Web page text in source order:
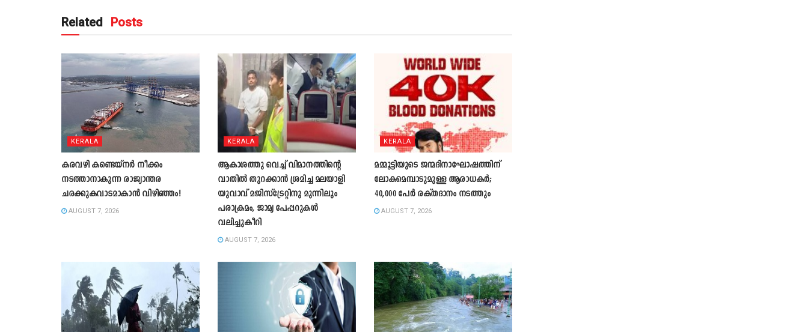
Related Posts
KERALA
കരവഴി കണ്ടെയ്നർ നീക്കം
നടത്താനാകുന്ന രാജ്യാന്തര
ചരക്കുകവാടമാകാൻ വിഴിഞ്ഞം!
AUGUST 7, 2026
KERALA
ആകാശത്തു വെച്ച് വിമാനത്തിന്റെ
വാതില്‍ തുറക്കാന്‍ ശ്രമിച്ച മലയാളി
യുവാവ് മജിസ്ട്രേറ്റിനു മുന്നിലും
പരാക്രമം, ജാമ്യ പേപ്പറുകൾ
വലിച്ചുകീറി
AUGUST 7, 2026
KERALA
മമ്മൂട്ടിയുടെ ജന്മദിനാഘോഷത്തിന്
ലോകമെമ്പാടുമുള്ള ആരാധകർ;
40,000 പേർ രക്തദാനം നടത്തും
AUGUST 7, 2026